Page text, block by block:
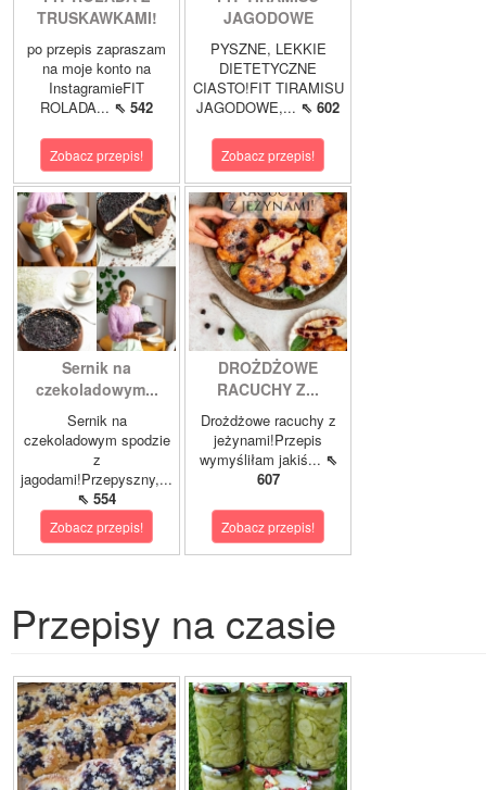
TRUSKAWKAMI!
po przepis zapraszam
na moje konto na
InstagramieFIT
ROLADA... ⇖ 542
Zobacz przepis!
JAGODOWE
PYSZNE, LEKKIE
DIETETYCZNE
CIASTO!FIT TIRAMISU
JAGODOWE,... ⇖ 602
Zobacz przepis!
Sernik na
czekoladowym...
Sernik na
czekoladowym spodzie
z
jagodami!Przepyszny,...
⇖ 554
Zobacz przepis!
DROŻDŻOWE
RACUCHY Z...
Drożdżowe racuchy z
jeżynami!Przepis
wymyśliłam jakiś... ⇖
607
Zobacz przepis!
Przepisy na czasie